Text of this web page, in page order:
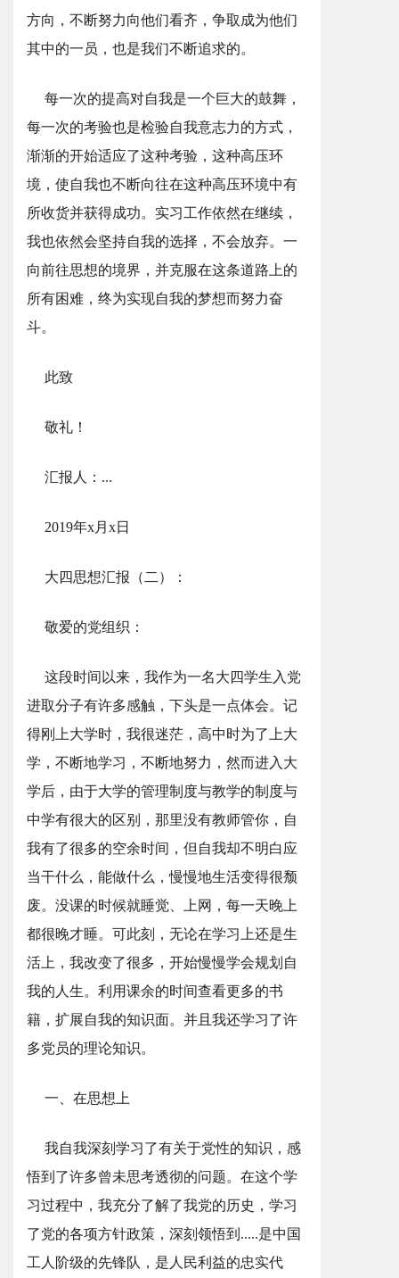
方向，不断努力向他们看齐，争取成为他们
其中的一员，也是我们不断追求的。
每一次的提高对自我是一个巨大的鼓舞，
每一次的考验也是检验自我意志力的方式，
渐渐的开始适应了这种考验，这种高压环
境，使自我也不断向往在这种高压环境中有
所收货并获得成功。实习工作依然在继续，
我也依然会坚持自我的选择，不会放弃。一
向前往思想的境界，并克服在这条道路上的
所有困难，终为实现自我的梦想而努力奋
斗。
此致
敬礼！
汇报人：...
2019年x月x日
大四思想汇报（二）：
敬爱的党组织：
这段时间以来，我作为一名大四学生入党
进取分子有许多感触，下头是一点体会。记
得刚上大学时，我很迷茫，高中时为了上大
学，不断地学习，不断地努力，然而进入大
学后，由于大学的管理制度与教学的制度与
中学有很大的区别，那里没有教师管你，自
我有了很多的空余时间，但自我却不明白应
当干什么，能做什么，慢慢地生活变得很颓
废。没课的时候就睡觉、上网，每一天晚上
都很晚才睡。可此刻，无论在学习上还是生
活上，我改变了很多，开始慢慢学会规划自
我的人生。利用课余的时间查看更多的书
籍，扩展自我的知识面。并且我还学习了许
多党员的理论知识。
一、在思想上
我自我深刻学习了有关于党性的知识，感
悟到了许多曾未思考透彻的问题。在这个学
习过程中，我充分了解了我党的历史，学习
了党的各项方针政策，深刻领悟到.....是中国
工人阶级的先锋队，是人民利益的忠实代